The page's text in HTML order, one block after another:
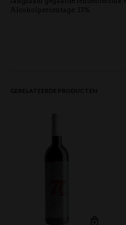
Alcoholpercentage: 13%
GERELATEERDE PRODUCTEN